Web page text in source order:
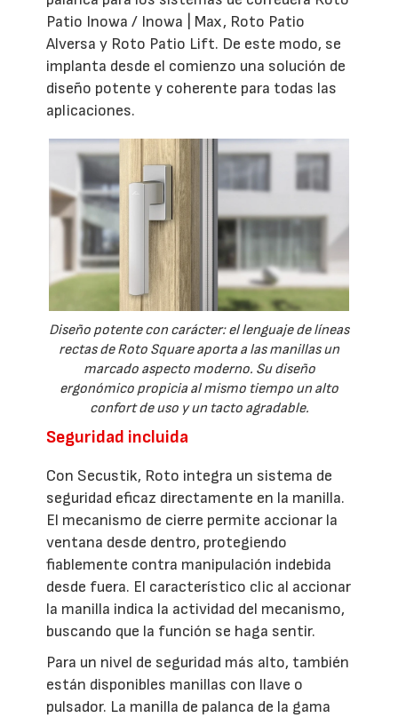
Patio Inowa / Inowa | Max, Roto Patio
Alversa y Roto Patio Lift. De este modo, se
implanta desde el comienzo una solución de
diseño potente y coherente para todas las
aplicaciones.
Diseño potente con carácter: el lenguaje de líneas
rectas de Roto Square aporta a las manillas un
marcado aspecto moderno. Su diseño
ergonómico propicia al mismo tiempo un alto
confort de uso y un tacto agradable.
Seguridad incluida
Con Secustik, Roto integra un sistema de
seguridad eficaz directamente en la manilla.
El mecanismo de cierre permite accionar la
ventana desde dentro, protegiendo
fiablemente contra manipulación indebida
desde fuera. El característico clic al accionar
la manilla indica la actividad del mecanismo,
buscando que la función se haga sentir.
Para un nivel de seguridad más alto, también
están disponibles manillas con llave o
pulsador. La manilla de palanca de la gama